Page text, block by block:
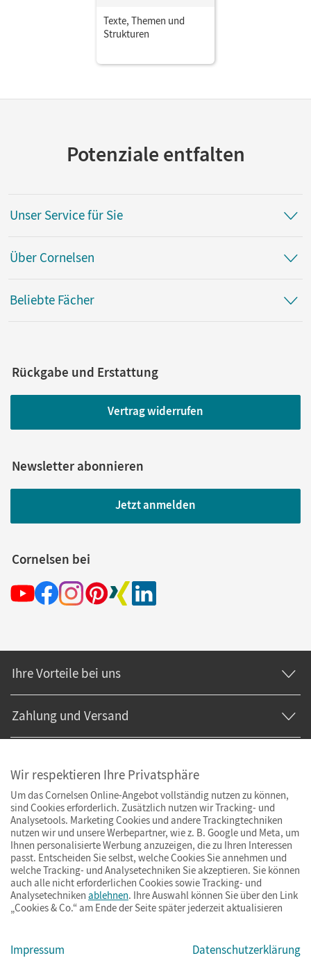
Texte, Themen und
Strukturen
Potenziale entfalten
Unser Service für Sie
Über Cornelsen
Beliebte Fächer
Rückgabe und Erstattung
Vertrag widerrufen
Newsletter abonnieren
Jetzt anmelden
Cornelsen bei
Ihre Vorteile bei uns
Zahlung und Versand
© Cornelsen Verlag 2026
ImpressumAGBDatenschutzBarrierefreiheitCookies & Co.
Wir respektieren Ihre Privatsphäre
Um das Cornelsen Online-Angebot vollständig nutzen zu können,
sind Cookies erforderlich. Zusätzlich nutzen wir Tracking- und
Analysetools. Marketing Cookies und andere Trackingtechniken
nutzen wir und unsere Werbepartner, wie z. B. Google und Meta, um
Ihnen personalisierte Werbung anzuzeigen, die zu Ihren Interessen
passt. Entscheiden Sie selbst, welche Cookies Sie annehmen und
welche Tracking- und Analysetechniken Sie akzeptieren. Sie können
auch alle nicht erforderlichen Cookies sowie Tracking- und
Analysetechniken ablehnen. Ihre Auswahl können Sie über den Link
„Cookies & Co.“ am Ende der Seite später jederzeit aktualisieren
Impressum Datenschutzerklärung